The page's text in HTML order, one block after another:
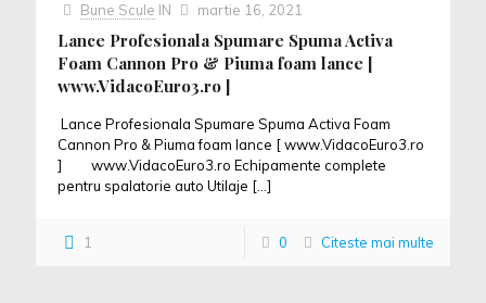
Bune Scule IN martie 16, 2021
Lance Profesionala Spumare Spuma Activa
Foam Cannon Pro & Piuma foam lance [
www.VidacoEuro3.ro ]
Lance Profesionala Spumare Spuma Activa Foam
Cannon Pro & Piuma foam lance [ www.VidacoEuro3.ro
] www.VidacoEuro3.ro Echipamente complete
pentru spalatorie auto Utilaje […]
1 0 Citeste mai multe